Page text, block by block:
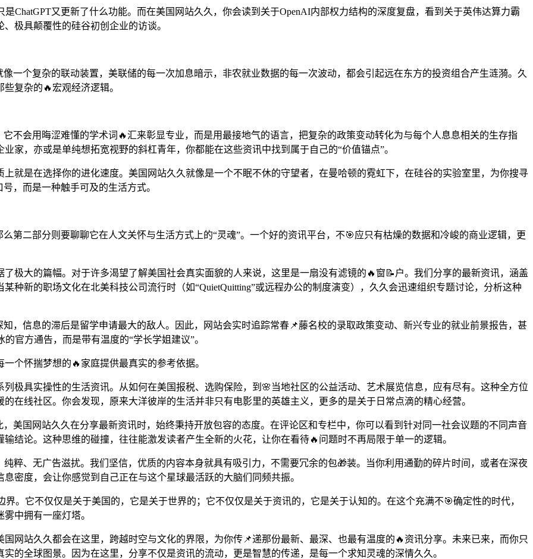
ChatGPT又更新了什么功能。而在美国网站久久，你会读到关于OpenAI内部权力结构的深度复盘，看到关于英伟达算力霸
极具颠覆性的硅谷初创企业的访谈。
一个复杂的联动装置，美联储的每一次加息暗示，非农就业数据的每一次波动，都会引起远在东方的投资组合产生涟漪。久
复杂的🔥宏观经济逻辑。
不会用晦涩难懂的学术词🔥汇来彰显专业，而是用最接地气的语言，把复杂的政策变动转化为与每个人息息相关的生存指
家，亦或是单纯想拓宽视野的斜杠青年，你都能在这些资讯中找到属于自己的“价值锚点”。
就是在选择你的进化速度。美国网站久久就像是一个不眠不休的守望者，在曼哈顿的霓虹下，在硅谷的实验室里，为你搜寻
，而是一种触手可及的生活方式。
第二部分则要聊聊它在人文关怀与生活方式上的“灵魂”。一个好的资讯平台，不🎯应只有枯燥的数据和冷峻的商业逻辑，更
极大的篇幅。对于许多渴望了解美国社会真实面貌的人来说，这里是一扇没有滤镜的🔥窗📝户。我们分享的最新资讯，涵盖
种新的职场文化在北美科技公司流行时（如“QuietQuitting”或远程办公的制度演变），久久会迅速组织专题讨论，分析这种
，信息的滞后是留学申请最大的敌人。因此，网站会实时追踪常春📌藤名校的录取政策变动、新兴专业的就业前景报告，甚
官方通告，而是带有温度的“学长学姐建议”。
个怀揣梦想的🔥家庭提供最真实的参考依据。
极具实操性的生活资讯。从如何在美国报税、选购保险，到🌸当地社区的公益活动、艺术展览信息，应有尽有。这种全方位
在线社区。你会发现，原来大洋彼岸的生活并非只有电影里的英雄主义，更多的是关于日常点滴的精心经营。
美国网站久久在分享最新资讯时，始终秉持开放包容的态度。在评论区和专栏中，你可以看到针对同一社会议题的不同声音
论。这种思维的碰撞，往往能激发读者产生全新的火花，让你在看待🔥问题时不再局限于单一的逻辑。
粹、无广告滋扰。我们坚信，优质的内容本身就具有吸引力，不需要冗余的包🎁装。当你利用通勤的碎片时间，或者在深夜
密度，会让你感觉到自己正在与这个星球最活跃的大脑们同频共振。
。它不仅仅是关于美国的，它是关于世界的；它不仅仅是关于资讯的，它是关于认知的。在这个充满不🎯确定性的时代，
中拥有一座灯塔。
网站久久都会在这里，跨越时空与文化的界限，为你传📌递那份最新、最深、也最有温度的🔥资讯分享。未来已来，而你只
的全球图景。因为在这里，分享不仅是资讯的流动，更是智慧的传递，是每一个求知灵魂的深情久久。